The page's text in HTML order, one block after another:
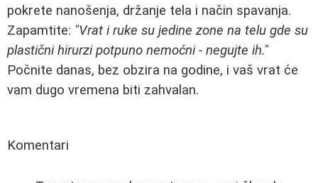
pokrete nanošenja, držanje tela i način spavanja.
Zapamtite: "Vrat i ruke su jedine zone na telu gde su
plastični hirurzi potpuno nemoćni - negujte ih."
Počnite danas, bez obzira na godine, i vaš vrat će
vam dugo vremena biti zahvalan.
Komentari